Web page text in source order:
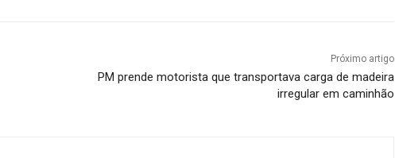
Próximo artigo
PM prende motorista que transportava carga de madeira
irregular em caminhão